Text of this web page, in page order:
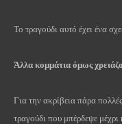
Το τραγούδι αυτό έχει ένα
Άλλα κομμάτια όμως
Για την ακρίβεια πάρα
τραγούδι που μπέρδεψε